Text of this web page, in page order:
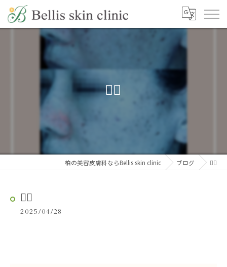
✍🏻
柏の美容皮膚科ならBellis skin clinic ブログ ✍🏻
✍🏻
2025/04/28